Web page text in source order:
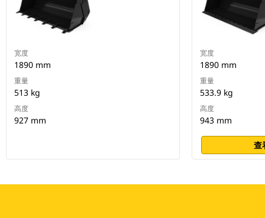
宽度
1890 mm
重量
513 kg
高度
927 mm
宽度
1890 mm
重量
533.9 kg
高度
943 mm
查